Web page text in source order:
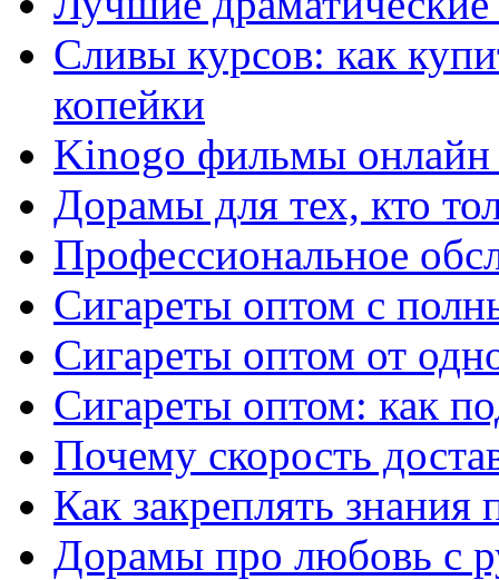
Сливы курсов: как
копейки
Kinogo фильмы онлайн
Дорамы для тех, кто
Профессиональное
Сигареты оптом с
Сигареты оптом от
Сигареты оптом: как
Почему скорость
Как закреплять знания
Дорамы про любовь с